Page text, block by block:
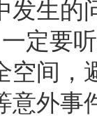
发生的
定要
空间，
意外事